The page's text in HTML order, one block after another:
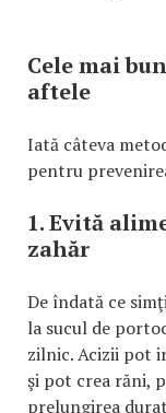
Cele mai
aftele
Iată câteva
pentru
1. Evită
zahăr
De îndată ce
la sucul de
zilnic. Acizii pot
şi pot crea răni,
prelungirea